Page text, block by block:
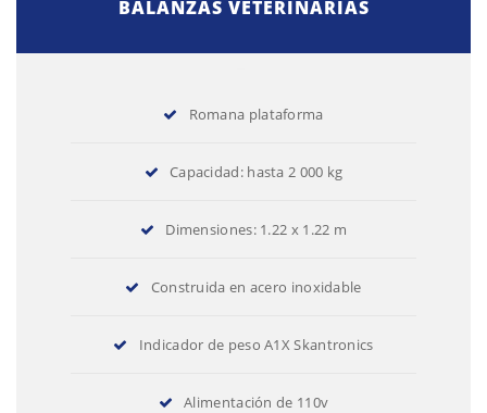
BALANZAS VETERINARIAS
Romana plataforma
Capacidad: hasta 2 000 kg
Dimensiones: 1.22 x 1.22 m
Construida en acero inoxidable
Indicador de peso A1X Skantronics
Alimentación de 110v